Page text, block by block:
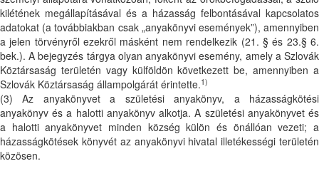
kilétének megállapításával és a házasság felbontásával kapcsolatos
adatokat (a továbbiakban csak „anyakönyvi események”), amennyiben
a jelen törvényről ezekről másként nem rendelkezik (21. § és 23.§ 6.
bek.). A bejegyzés tárgya olyan anyakönyvi esemény, amely a Szlovák
Köztársaság területén vagy külföldön következett be, amennyiben a
Szlovák Köztársaság állampolgárát érintette.1)
(3) Az anyakönyvet a születési anyakönyv, a házasságkötési
anyakönyv és a halotti anyakönyv alkotja. A születési anyakönyvet és
a halotti anyakönyvet minden község külön és önállóan vezeti; a
házasságkötések könyvét az anyakönyvi hivatal illetékességi területén
közösen.